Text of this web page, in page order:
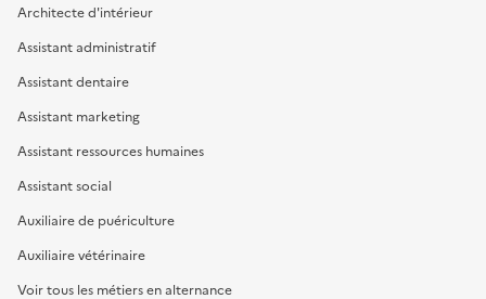
Architecte d'intérieur
Assistant administratif
Assistant dentaire
Assistant marketing
Assistant ressources humaines
Assistant social
Auxiliaire de puériculture
Auxiliaire vétérinaire
Voir tous les métiers en alternance